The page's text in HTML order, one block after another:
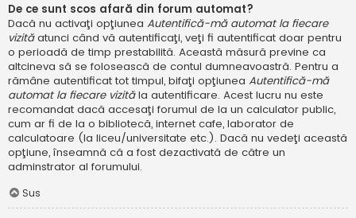
De ce sunt scos afară din forum automat?
Dacă nu activaţi opţiunea Autentifică-mă automat la fiecare
vizităatunci când vă autentificaţi, veţi fi autentificat doar pentru
o perioadă de timp prestabilită. Această măsură previne ca
altcineva să se folosească de contul dumneavoastră. Pentru a
rămâne autentificat tot timpul, bifaţi opţiunea Autentifică-mă
automat la fiecare vizităla autentificare. Acest lucru nu este
recomandat dacă accesaţi forumul de la un calculator public,
cum ar fi de la o bibliotecă, internet cafe, laborator de
calculatoare (la liceu/universitate etc.). Dacă nu vedeţi această
opţiune, înseamnă că a fost dezactivată de către un
adminstrator al forumului.
Sus